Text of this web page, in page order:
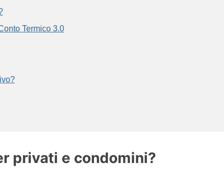
Termico 3.0
privati e condomini?